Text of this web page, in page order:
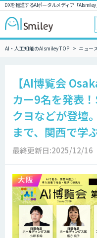
DXを推進するAIポータルメディア「
AI・人工知能のAIsmiley TOP ニュー
【AI博覧会
カー9名を発表
クヨなどが登壇
まで、関西で学
最終更新日:2025/12/16